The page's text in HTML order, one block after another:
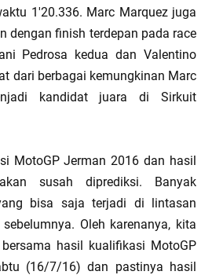
1'20.336. Marc Marquez juga
dengan finish terdepan pada race
Pedrosa kedua dan Valentino
dari berbagai kemungkinan Marc
kandidat juara di Sirkuit
MotoGP Jerman 2016 dan hasil
susah diprediksi. Banyak
bisa saja terjadi di lintasan
Oleh karenanya, kita
hasil kualifikasi MotoGP
(16/7/16) dan pastinya hasil